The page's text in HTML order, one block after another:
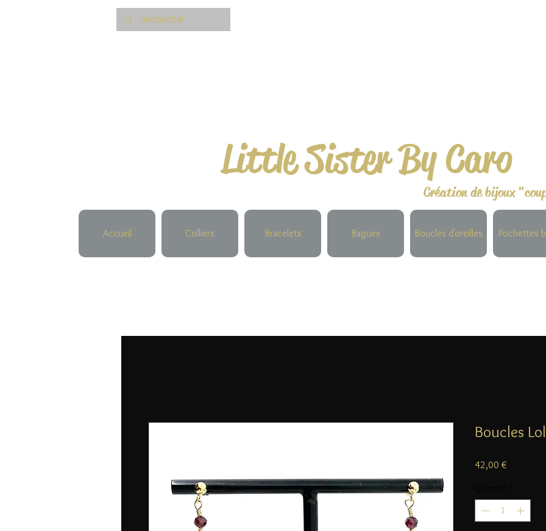
Little Sister By Caro
Création de bijoux
Accueil Colliers Bracelets Bagues Boucles d'oreilles Pochettes
Boucles
42,00 €